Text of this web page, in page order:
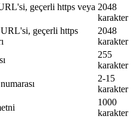
geçerli https veya 2048
karakter
URL'si, geçerli https
2048
karakter
255
karakter
2-15
karakter
1000
karakter